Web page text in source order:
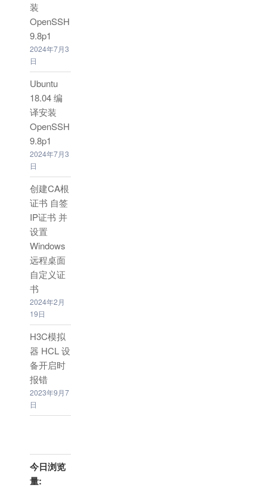
装
OpenSSH
9.8p1
2024年7月3
日
Ubuntu
18.04 编
译安装
OpenSSH
9.8p1
2024年7月3
日
创建CA根
证书 自签
IP证书 并
设置
Windows
远程桌面
自定义证
书
2024年2月
19日
H3C模拟
器 HCL 设
备开启时
报错
2023年9月7
日
今日浏览
量: